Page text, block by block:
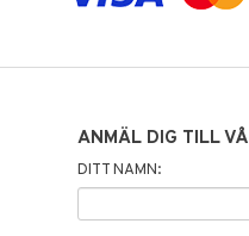
ANMÄL DIG TILL
DITT NAMN: